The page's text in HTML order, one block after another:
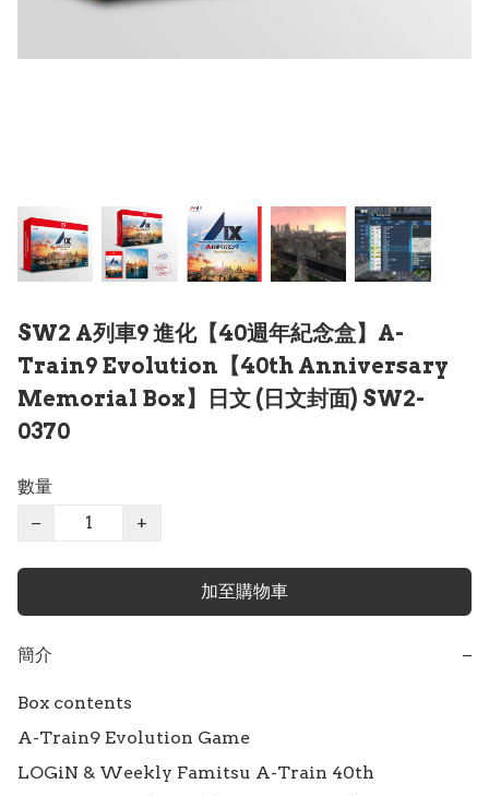
SW2 A列車9 進化【40週年紀念盒】A-
Train9 Evolution【40th Anniversary
Memorial Box】日文 (日文封面) SW2-
0370
數量
−
+
加至購物車
簡介 −
Box contents
A-Train9 Evolution Game
LOGiN & Weekly Famitsu A-Train 40th